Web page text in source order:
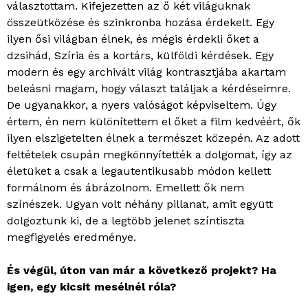
választottam. Kifejezetten az ő két világuknak
összeütközése és szinkronba hozása érdekelt. Egy
ilyen ősi világban élnek, és mégis érdekli őket a
dzsihád, Szíria és a kortárs, külföldi kérdések. Egy
modern és egy archivált világ kontrasztjába akartam
beleásni magam, hogy választ találjak a kérdéseimre.
De ugyanakkor, a nyers valóságot képviseltem. Úgy
értem, én nem különítettem el őket a film kedvéért, ők
ilyen elszigetelten élnek a természet közepén. Az adott
feltételek csupán megkönnyítették a dolgomat, így az
életüket a csak a legautentikusabb módon kellett
formálnom és ábrázolnom. Emellett ők nem
színészek. Ugyan volt néhány pillanat, amit együtt
dolgoztunk ki, de a legtöbb jelenet színtiszta
megfigyelés eredménye.
És végül, úton van már a következő projekt? Ha
igen, egy kicsit mesélnél róla?